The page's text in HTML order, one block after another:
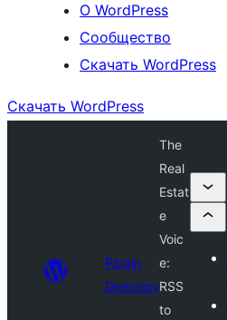
О WordPress
Сообщество
Скачать WordPress
Скачать WordPress
Plugin
Directory
The
Real
Estat
e
Voic
e:
RSS
to